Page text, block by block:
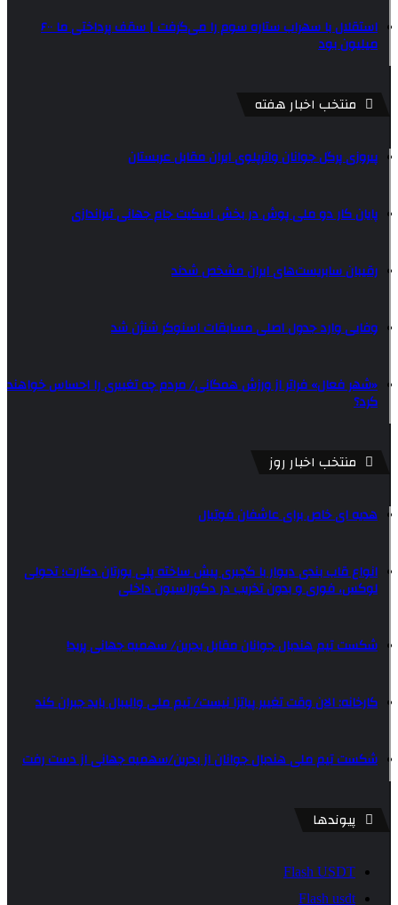
استقلال با سهراب ستاره سوم را می‌گرفت | سقف پرداختی ما ۶۰۰
میلیون بود
منتخب اخبار هفته
پیروزی پرگل جوانان واترپلوی ایران مقابل عربستان
پایان کار دو ملی پوش در بخش اسکیت جام جهانی تیراندازی
رقیبان سابریست‌های ایران مشخص شدند
وفایی وارد جدول اصلی مسابقات اسنوکر شنژن شد
«شهر فعال» فراتر از ورزش همگانی/ مردم چه تغییری را احساس خواهند
کرد؟
منتخب اخبار روز
هدیه ای خاص برای عاشفان فوتبال
انواع قاب بندی دیوار با گچبری پیش ساخته پلی یورتان دکارت؛ تحولی
لوکس، فوری و بدون تخریب در دکوراسیون داخلی
شکست تیم هندبال جوانان مقابل بحرین/ سهمیه جهانی پرید!
کارخانه: الان وقت تغییر پیاتزا نیست/ تیم ملی والیبال باید جبران کند
شکست تیم ملی هندبال جوانان از بحرین/سهمیه جهانی از دست رفت
پیوندها
Flash USDT
Flash usdt